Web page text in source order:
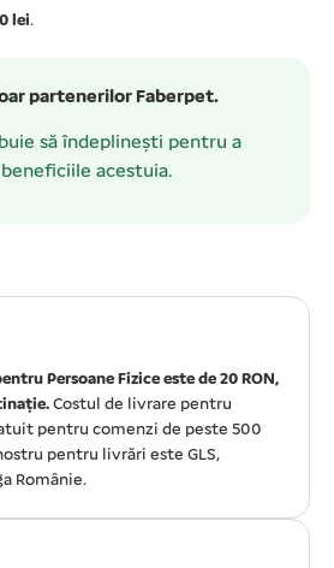
lei.
partenerilor Faberpet.
să îndeplinești pentru a
acestuia.
Persoane Fizice este de 20 RON,
Costul de livrare pentru
pentru comenzi de peste 500
pentru livrări este GLS,
Românie.